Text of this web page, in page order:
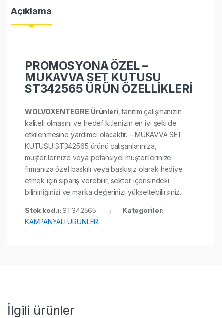
Açıklama
PROMOSYONA ÖZEL –
MUKAVVA SET KUTUSU
ST342565 ÜRÜN ÖZELLİKLERİ
WOLVOXENTEGRE Ürünleri , tanıtım çalışmanızın
kaliteli olmasını ve hedef kitlenizin en iyi şekilde
etkilenmesine yardımcı olacaktır. – MUKAVVA SET
KUTUSU ST342565 ürünü çalışanlarınıza,
müşterilerinize veya potansiyel müşterilerinize
firmanıza özel baskılı veya baskısız olarak hediye
etmek için sipariş verebilir, sektör içerisindeki
bilinirliğinizi ve marka değerinizi yükseltebilirsiniz.
Stok kodu:ST342565
Kategoriler:
KAMPANYALI ÜRÜNLER
İlgili ürünler